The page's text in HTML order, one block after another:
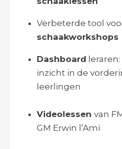
Verbeterde tool
schaakworkshops
Dashboard
inzicht in de
leerlingen
Videolessen van
GM Erwin l’Ami